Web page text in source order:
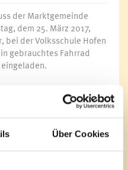
Über Cookies
der Marktgemeinde
dem 25. März 2017,
bei der Volksschule Hofen
gebrauchtes Fahrrad